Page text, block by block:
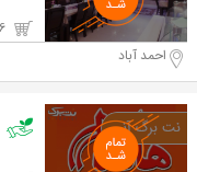
احمد آباد